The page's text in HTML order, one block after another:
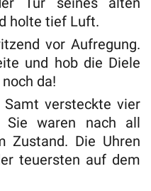
holte tief Luft.
vor Aufregung.
und hob die Diele
da!
versteckte vier
Sie waren nach all
Zustand. Die Uhren
teuersten auf dem